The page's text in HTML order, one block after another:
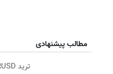
مطالب پیشنهادی
ترید EURUSD با اسپرد از صفر پیپ